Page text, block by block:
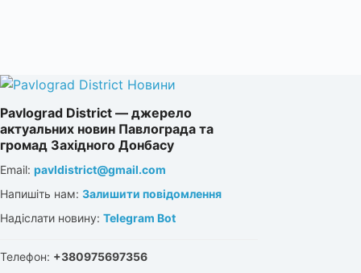
Pavlograd District — джерело
актуальних новин Павлограда та
громад Західного Донбасу
Email: pavldistrict@gmail.com
Напишіть нам: Залишити повідомлення
Надіслати новину: Telegram Bot
Телефон: +380975697356